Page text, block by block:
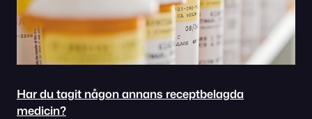
Har du tagit någon annans receptbelagda
medicin?